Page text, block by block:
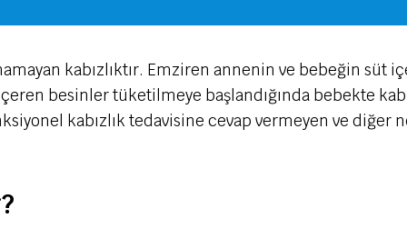
kabızlıktır. Emziren annenin ve bebeğin süt
besinler tüketilmeye başlandığında bebekte
kabızlık tedavisine cevap vermeyen ve diğer